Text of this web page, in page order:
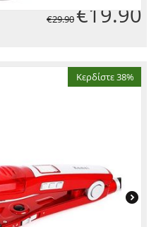
€29.90€19.90
Κερδίστε 38%